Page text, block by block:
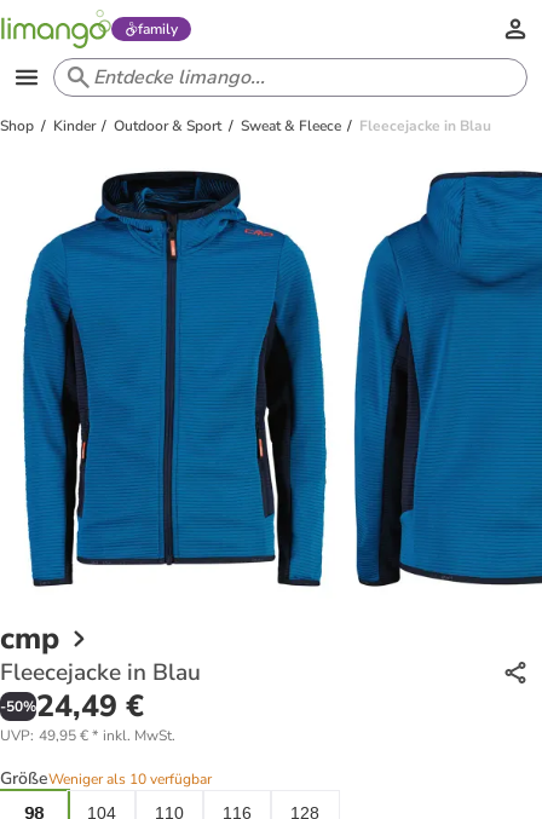
family
Shop Kinder Outdoor & Sport Sweat & Fleece Fleecejacke in Blau
cmp
Fleecejacke in Blau
-50%24,49 €
UVP: 49,95 €* inkl. MwSt.
GrößeWeniger als 10 verfügbar
98
104 110 116 128